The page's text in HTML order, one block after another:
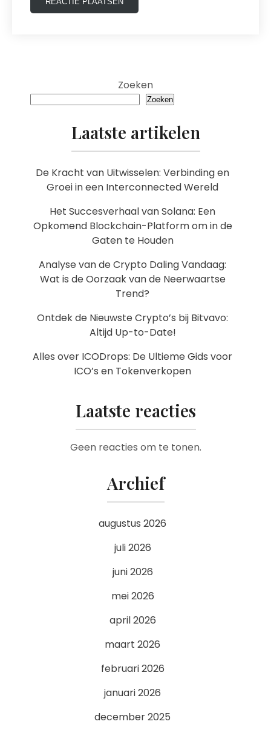
Zoeken
Zoeken
Laatste artikelen
De Kracht van Uitwisselen: Verbinding en
Groei in een Interconnected Wereld
Het Succesverhaal van Solana: Een
Opkomend Blockchain-Platform om in de
Gaten te Houden
Analyse van de Crypto Daling Vandaag:
Wat is de Oorzaak van de Neerwaartse
Trend?
Ontdek de Nieuwste Crypto’s bij Bitvavo:
Altijd Up-to-Date!
Alles over ICODrops: De Ultieme Gids voor
ICO’s en Tokenverkopen
Laatste reacties
Geen reacties om te tonen.
Archief
augustus 2026
juli 2026
juni 2026
mei 2026
april 2026
maart 2026
februari 2026
januari 2026
december 2025